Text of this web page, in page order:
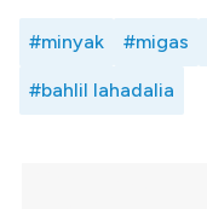
#minyak #migas
#bahlil lahadalia